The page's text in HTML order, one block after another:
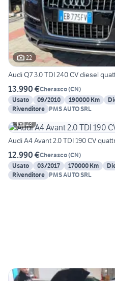
22
Audi Q7 3.0 TDI 240 CV diesel
13.990 €Cherasco(CN)
Usato
09/2010 190000 Km
Rivenditore PMS AUTO SRL
23
Audi A4 Avant 2.0 TDI 190 CV
12.990 €Cherasco(CN)
Usato
03/2017 170000 Km
Rivenditore PMS AUTO SRL